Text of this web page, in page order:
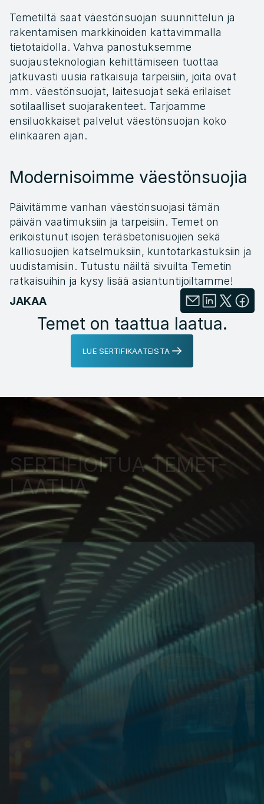
Temetiltä saat väestönsuojan suunnittelun ja
rakentamisen markkinoiden kattavimmalla
tietotaidolla. Vahva panostuksemme
suojausteknologian kehittämiseen tuottaa
jatkuvasti uusia ratkaisuja tarpeisiin, joita ovat
mm. väestönsuojat, laitesuojat sekä erilaiset
sotilaalliset suojarakenteet. Tarjoamme
ensiluokkaiset palvelut väestönsuojan koko
elinkaaren ajan.
Modernisoimme väestönsuojia
Päivitämme vanhan väestönsuojasi tämän
päivän vaatimuksiin ja tarpeisiin. Temet on
erikoistunut isojen teräsbetonisuojien sekä
kalliosuojien katselmuksiin, kuntotarkastuksiin ja
uudistamisiin. Tutustu näiltä sivuilta Temetin
ratkaisuihin ja kysy lisää asiantuntijoiltamme!
JAKAA
Temet on taattua laatua.
LUE SERTIFIKAATEISTA
SERTIFIOITUA TEMET-
LAATUA